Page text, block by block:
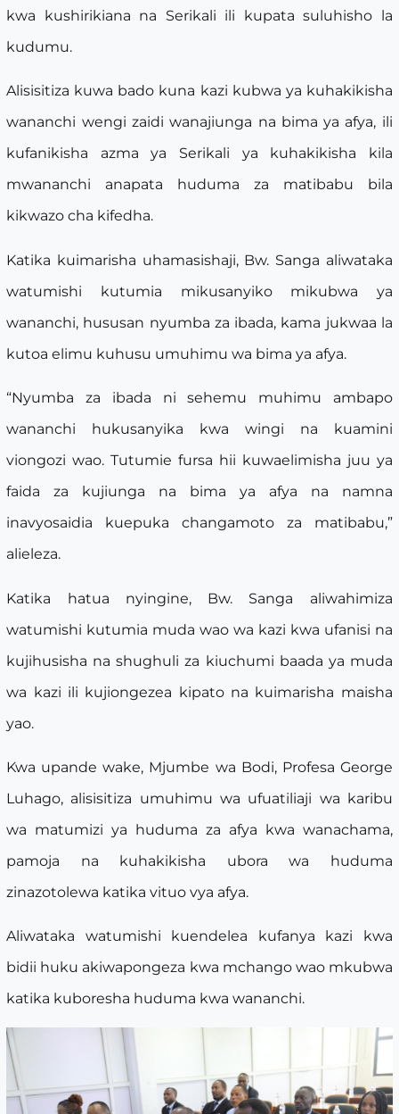
kwa kushirikiana na Serikali ili kupata suluhisho la
kudumu.
Alisisitiza kuwa bado kuna kazi kubwa ya kuhakikisha
wananchi wengi zaidi wanajiunga na bima ya afya, ili
kufanikisha azma ya Serikali ya kuhakikisha kila
mwananchi anapata huduma za matibabu bila
kikwazo cha kifedha.
Katika kuimarisha uhamasishaji, Bw. Sanga aliwataka
watumishi kutumia mikusanyiko mikubwa ya
wananchi, hususan nyumba za ibada, kama jukwaa la
kutoa elimu kuhusu umuhimu wa bima ya afya.
“Nyumba za ibada ni sehemu muhimu ambapo
wananchi hukusanyika kwa wingi na kuamini
viongozi wao. Tutumie fursa hii kuwaelimisha juu ya
faida za kujiunga na bima ya afya na namna
inavyosaidia kuepuka changamoto za matibabu,”
alieleza.
Katika hatua nyingine, Bw. Sanga aliwahimiza
watumishi kutumia muda wao wa kazi kwa ufanisi na
kujihusisha na shughuli za kiuchumi baada ya muda
wa kazi ili kujiongezea kipato na kuimarisha maisha
yao.
Kwa upande wake, Mjumbe wa Bodi, Profesa George
Luhago, alisisitiza umuhimu wa ufuatiliaji wa karibu
wa matumizi ya huduma za afya kwa wanachama,
pamoja na kuhakikisha ubora wa huduma
zinazotolewa katika vituo vya afya.
Aliwataka watumishi kuendelea kufanya kazi kwa
bidii huku akiwapongeza kwa mchango wao mkubwa
katika kuboresha huduma kwa wananchi.